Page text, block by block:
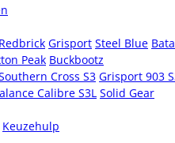
Redbrick Grisport Steel Blue Bata
Peak Buckbootz
Cross S3 Grisport 903
Calibre S3L Solid Gear
Keuzehulp